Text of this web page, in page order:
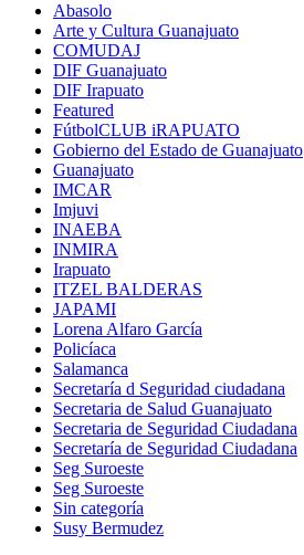
Abasolo
Arte y Cultura Guanajuato
COMUDAJ
DIF Guanajuato
DIF Irapuato
Featured
FútbolCLUB iRAPUATO
Gobierno del Estado de Guanajuato
Guanajuato
IMCAR
Imjuvi
INAEBA
INMIRA
Irapuato
ITZEL BALDERAS
JAPAMI
Lorena Alfaro García
Policíaca
Salamanca
Secretaría d Seguridad ciudadana
Secretaria de Salud Guanajuato
Secretaria de Seguridad Ciudadana
Secretaría de Seguridad Ciudadana
Seg Suroeste
Seg Suroeste
Sin categoría
Susy Bermudez